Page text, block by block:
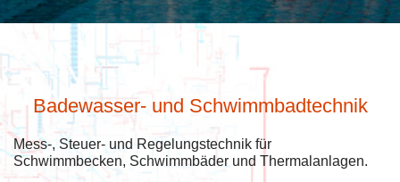
Badewasser- und Schwimmbadtechnik
Mess-, Steuer- und Regelungstechnik für
Schwimmbecken, Schwimmbäder und Thermalanlagen.